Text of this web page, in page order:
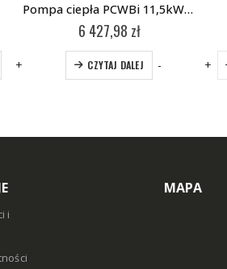
Pompa ciepła PCWBi 11,5kW-C
6 427,98 zł
CZYTAJ DALEJ
+ - +
i
MAPA